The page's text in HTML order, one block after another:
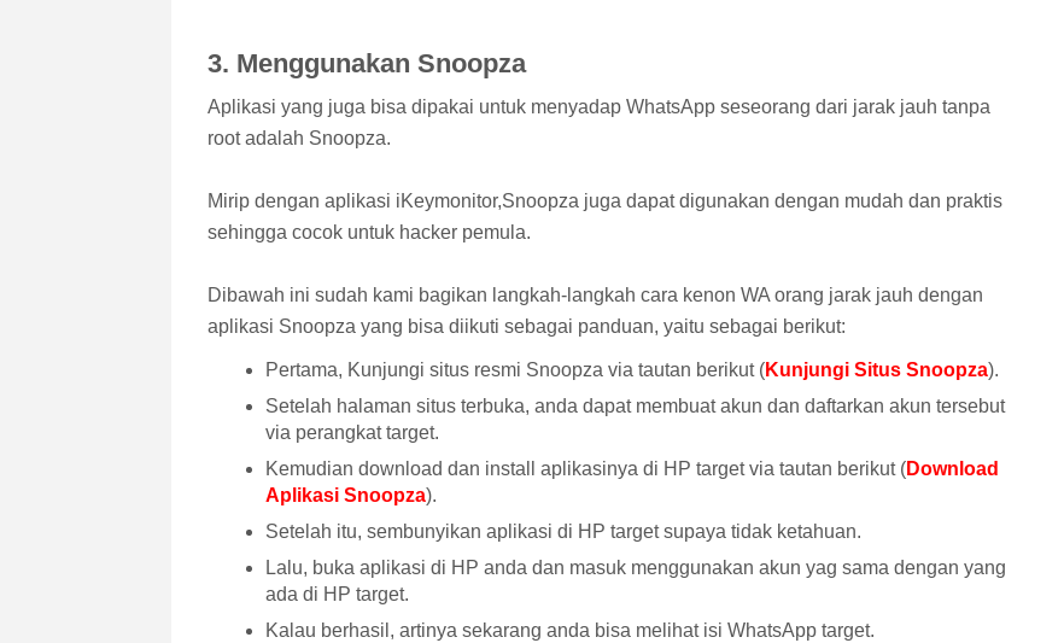
3. Menggunakan Snoopza
Aplikasi yang juga bisa dipakai untuk menyadap WhatsApp seseorang dari jarak jauh tanpa
root adalah Snoopza.
Mirip dengan aplikasi iKeymonitor,Snoopza juga dapat digunakan dengan mudah dan praktis
sehingga cocok untuk hacker pemula.
Dibawah ini sudah kami bagikan langkah-langkah cara kenon WA orang jarak jauh dengan
aplikasi Snoopza yang bisa diikuti sebagai panduan, yaitu sebagai berikut:
Pertama, Kunjungi situs resmi Snoopza via tautan berikut (Kunjungi Situs Snoopza).
Setelah halaman situs terbuka, anda dapat membuat akun dan daftarkan akun tersebut
via perangkat target.
Kemudian download dan install aplikasinya di HP target via tautan berikut (Download
Aplikasi Snoopza).
Setelah itu, sembunyikan aplikasi di HP target supaya tidak ketahuan.
Lalu, buka aplikasi di HP anda dan masuk menggunakan akun yag sama dengan yang
ada di HP target.
Kalau berhasil, artinya sekarang anda bisa melihat isi WhatsApp target.